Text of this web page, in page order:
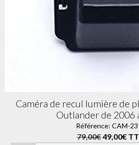
Caméra de recul lumière de
Outlander de 2006
Référence: CAM-
79,00€49,00€